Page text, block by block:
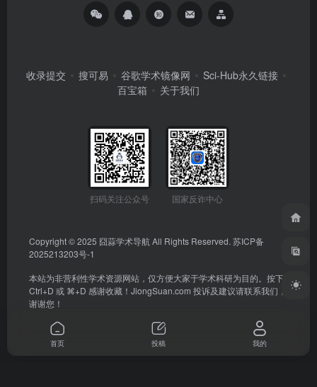
收录提交 搜可易 谷歌学术镜像网
Sci-Hub永久链接
百宝箱
关于我们
扫码关注公众号 国家反诈中心
Copyright © 2025 囧蒜学术导航 All Rights Reserved. 苏ICP备
2025213203号-1
本站为非营利性学术资源网站，仅方便大家于学术科研为目的。按下
Ctrl+D 或 ⌘+D 感谢收藏！ JiongSuan.com 投诉及建议请联系我们，
谢谢您！
首页 投稿 我的